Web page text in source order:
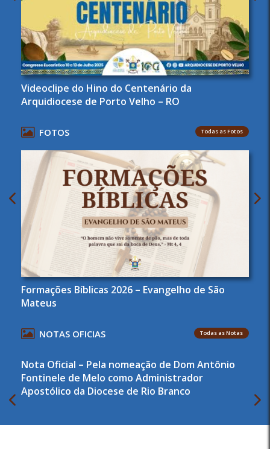
Videoclipe do Hino do Centenário da
Arquidiocese de Porto Velho – RO
FOTOS Todas as Fotos
Formações Bíblicas 2026 – Evangelho de São
Mateus
NOTAS OFICIAS Todas as Notas
Nota Oficial – Pela nomeação de Dom Antônio
Fontinele de Melo como Administrador
Apostólico da Diocese de Rio Branco